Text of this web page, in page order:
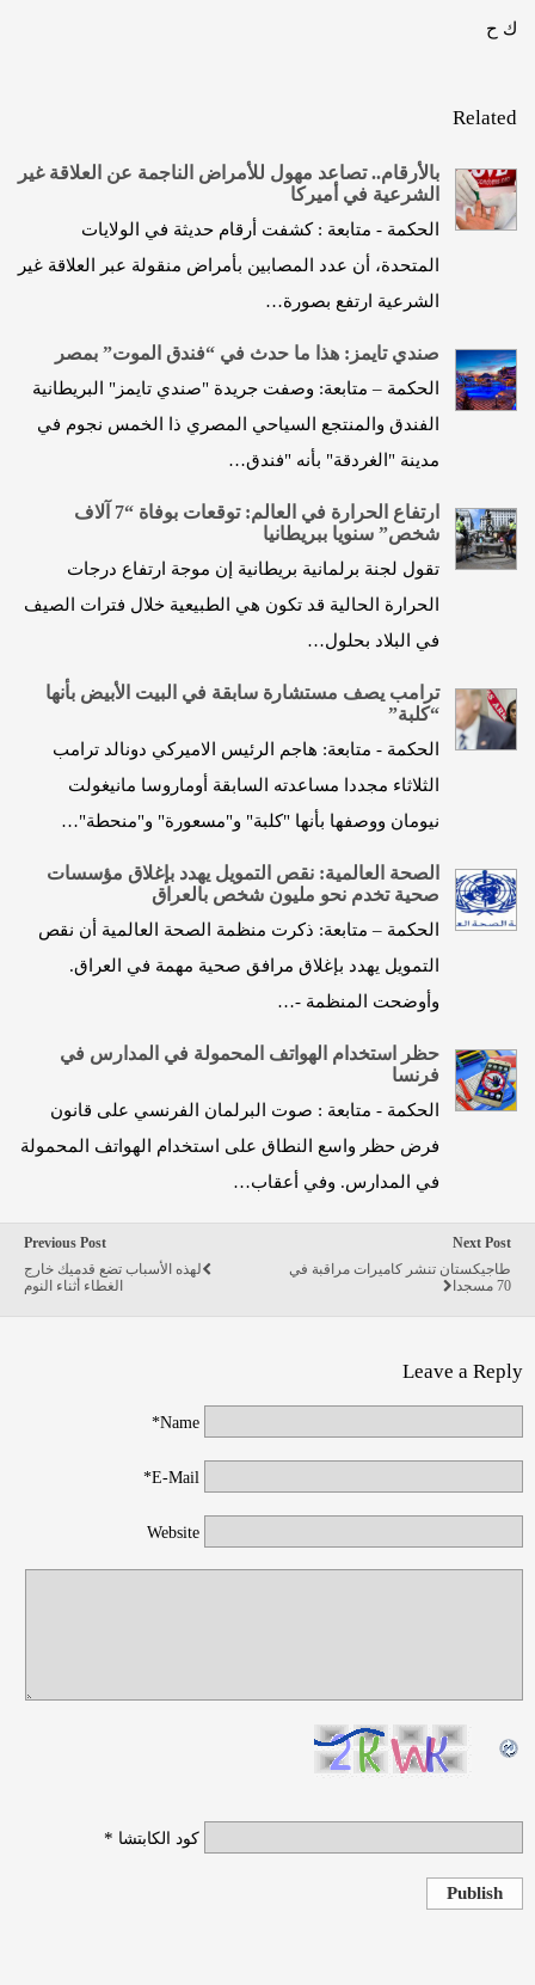
ك ح
Related
بالأرقام.. تصاعد مهول للأمراض الناجمة عن العلاقة غير
الشرعية في أميركا
الحكمة - متابعة : كشفت أرقام حديثة في الولايات
المتحدة، أن عدد المصابين بأمراض منقولة عبر العلاقة غير
الشرعية ارتفع بصورة…
صندي تايمز: هذا ما حدث في “فندق الموت” بمصر
الحكمة – متابعة: وصفت جريدة "صندي تايمز" البريطانية
الفندق والمنتجع السياحي المصري ذا الخمس نجوم في
مدينة "الغردقة" بأنه "فندق…
ارتفاع الحرارة في العالم: توقعات بوفاة “7 آلاف
شخص” سنويا ببريطانيا
تقول لجنة برلمانية بريطانية إن موجة ارتفاع درجات
الحرارة الحالية قد تكون هي الطبيعية خلال فترات الصيف
في البلاد بحلول…
ترامب يصف مستشارة سابقة في البيت الأبيض بأنها
“كلبة”
الحكمة - متابعة: هاجم الرئيس الاميركي دونالد ترامب
الثلاثاء مجددا مساعدته السابقة أوماروسا مانيغولت
نيومان ووصفها بأنها "كلبة" و"مسعورة" و"منحطة"…
الصحة العالمية: نقص التمويل يهدد بإغلاق مؤسسات
صحية تخدم نحو مليون شخص بالعراق
الحكمة – متابعة: ذكرت منظمة الصحة العالمية أن نقص
التمويل يهدد بإغلاق مرافق صحية مهمة في العراق.
وأوضحت المنظمة -…
حظر استخدام الهواتف المحمولة في المدارس في
فرنسا
الحكمة - متابعة : صوت البرلمان الفرنسي على قانون
فرض حظر واسع النطاق على استخدام الهواتف المحمولة
في المدارس. وفي أعقاب…
Previous Post
لهذه الأسباب تضع قدميك خارج
الغطاء أثناء النوم
Next Post
طاجيكستان تنشر كاميرات مراقبة في
70 مسجدا
Leave a Reply
Name*
E-Mail*
Website
كود الكابتشا *
Publish